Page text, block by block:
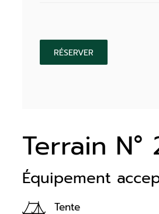
Terrain N°
Équipement
Tente